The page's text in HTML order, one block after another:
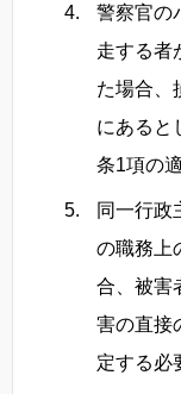
警察官の
走する者
た場合、
にあると
条1項の
同一行政
の職務上
合、被害
害の直接
定する必